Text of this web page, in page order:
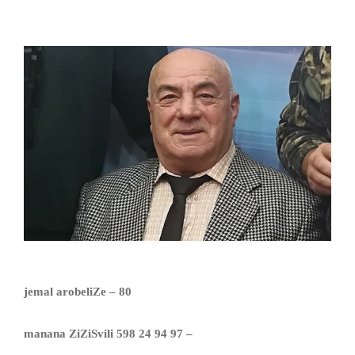
jemal arobeliZe – 80
manana ZiZiSvili 598 24 94 97 –